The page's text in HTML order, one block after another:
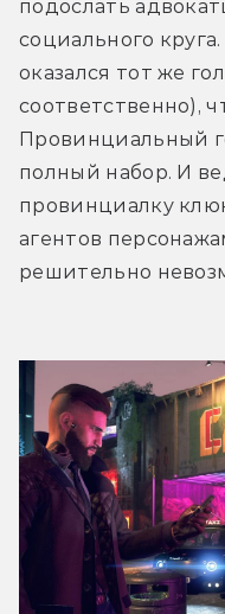
подослать
социального
оказался тот же
соответственно),
Провинциальный
полный набор. И
провинциалку
агентов
решительно